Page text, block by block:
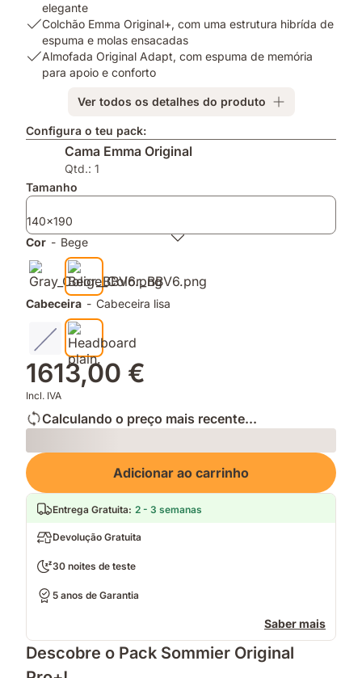
Cama
Emma
Original,
com
e
elegante
elegante
USP
Colchão
Emma
estrutura
espuma
e
molas
ensacadas
Colchão Emma Original+, com uma estrutura hibrída de
espuma e molas ensacadas
USP
com
espuma
memória
para
apoio
e
conforto
Almofada Original Adapt, com espuma de memória
para apoio e conforto
Ver todos os detalhes do produto
Configura o teu pack:
Cama Emma Original
Qtd.: 1
Tamanho
140x190
Cor - Bege
Cabeceira - Cabeceira lisa
1613,00 €
Incl. IVA
Calculando o preço mais recente...
Loading
Adicionar ao carrinho
Entrega Gratuita: 2 - 3 semanas
Devolução Gratuita
30 noites de teste
5 anos de Garantia
Saber mais
Descobre o Pack Sommier Original